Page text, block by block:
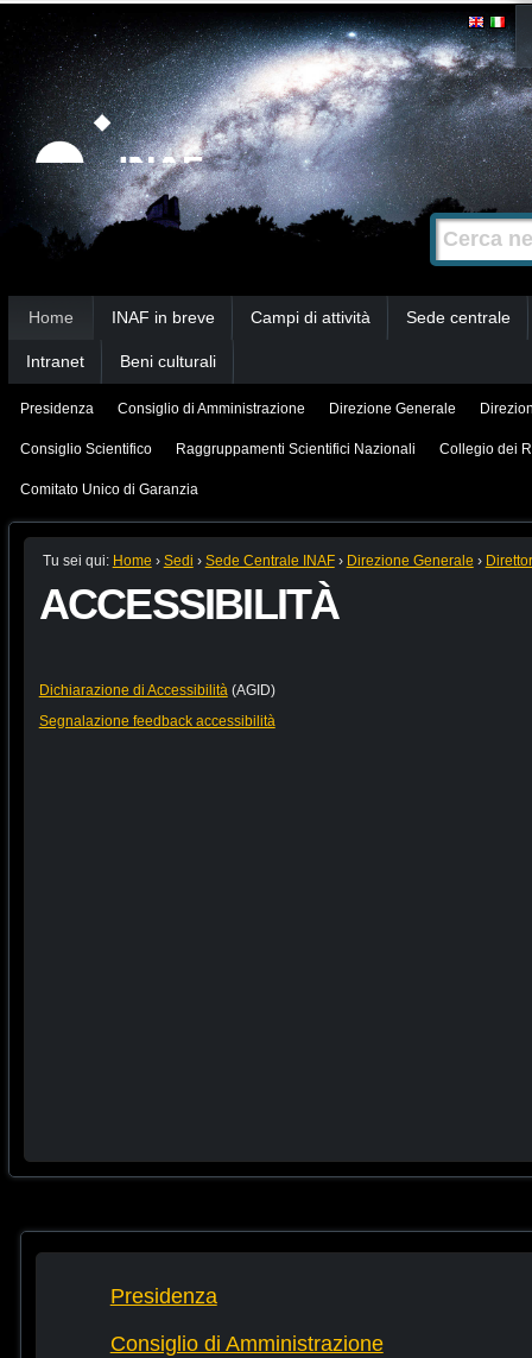
Strumenti
personali
Salta
contenuti.
|
Salta
alla
navigazione
Cerca nel
Ricerca
avanzata…
Home INAF in breve Campi di attività Sede centrale
Intranet Beni culturali
Presidenza Consiglio di Amministrazione Direzione Generale
Consiglio Scientifico Raggruppamenti Scientifici Nazionali Collegio dei
Comitato Unico di Garanzia
Tu sei qui: Home › Sedi › Sede Centrale INAF › Direzione Generale ›
ACCESSIBILITÀ
Dichiarazione di Accessibilità (AGID)
Segnalazione feedback accessibilità
Presidenza
Consiglio di Amministrazione